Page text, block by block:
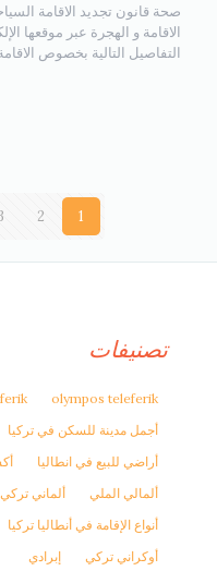
الاقامة و الهجرة عبر موقعها
التفاصيل التالية بخصوص
1
2
تصنيفات
olympos teleferik
أجمل مدينة للسكن في تركيا
أراضي للبيع في انطاليا
ألمالي الملي
ألماني تركي
أنواع الإقامة في أنطاليا تركيا
أوكراني تركي
إبرادي